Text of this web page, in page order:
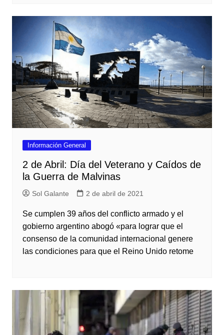
Información General
2 de Abril: Día del Veterano y Caídos de
la Guerra de Malvinas
Sol Galante 2 de abril de 2021
Se cumplen 39 años del conflicto armado y el
gobierno argentino abogó «para lograr que el
consenso de la comunidad internacional genere
las condiciones para que el Reino Unido retome